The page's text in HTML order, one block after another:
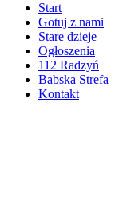
Start
Gotuj z nami
Stare dzieje
Ogłoszenia
112 Radzyń
Babska Strefa
Kontakt